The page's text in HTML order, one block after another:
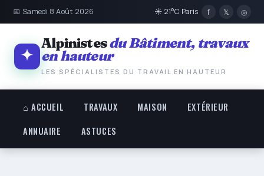
📅 Samedi 8 Août 2026 ☀ 21°C Paris f 𝕏 ◎
Alpinistesdu Bâtiment, travaux
en hauteur
LES SPÉCIALISTES DU TRAVAIL EN HAUTEUR
⌂ ACCUEIL TRAVAUX MAISON
EXTÉRIEUR
ANNUAIRE
ASTUCES